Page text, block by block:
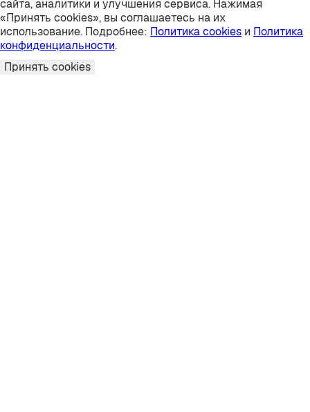
сайта, аналитики и улучшения сервиса. Нажимая
«Принять cookies», вы соглашаетесь на их
использование. Подробнее: Политика cookies и Политика
конфиденциальности.
Принять cookies